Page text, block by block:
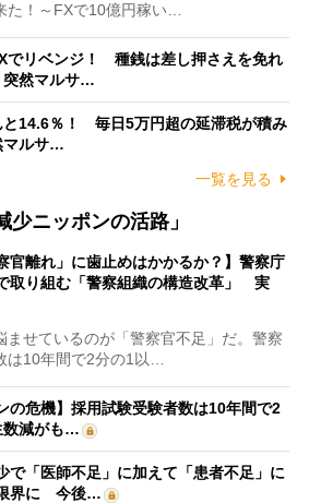
た！～FXで10億円稼い…
でリベンジ！ 種銭は差し押さえを免れ
突然マルサ…
と14.6％！ 毎日5万円超の延滞税が積み
マルサ…
一覧を見る
ニッポンの活路」
官離れ」に歯止めはかかるか？】警察庁
取り組む「警察組織の構造改革」 実
せているのが「警察官不足」だ。警察
は10年間で2分の1以…
の危機】採用試験受験者数は10年間で2
減がも…
で「医師不足」に加えて「患者不足」に
限界に 今後…